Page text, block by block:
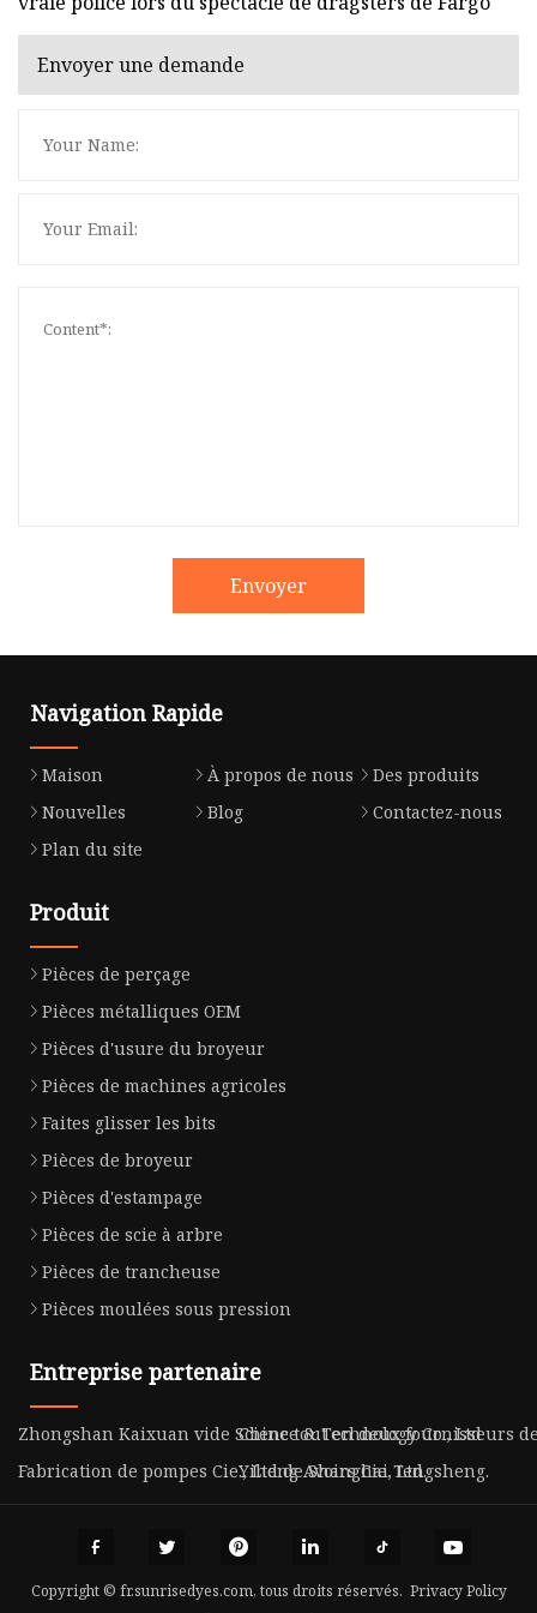
Envoyer une demande
Envoyer
Navigation Rapide
Maison À propos de nous
Des produits
Nouvelles
Blog
Contactez-nous
Plan du site
Produit
Pièces de perçage
Pièces métalliques OEM
Pièces d'usure du broyeur
Pièces de machines agricoles
Faites glisser les bits
Pièces de broyeur
Pièces d'estampage
Pièces de scie à arbre
Pièces de trancheuse
Pièces moulées sous pression
Entreprise partenaire
Zhongshan Kaixuan vide Science & Technology Co., Ltd
Chine tout en deux fournisseurs
Fabrication de pompes Cie., Ltd de Shanghai Tengsheng.
Yiheng Avoirs Cie, Ltd.
Copyright © fr.sunrisedyes.com, tous droits réservés. Privacy Policy